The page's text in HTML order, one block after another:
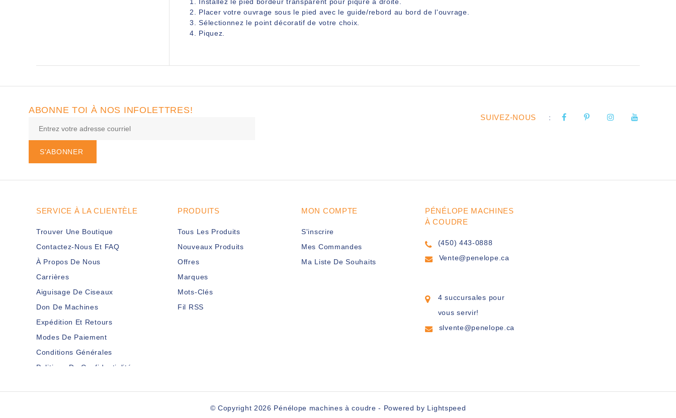
2. Placer votre ouvrage sous le pied avec le guide/rebord au bord de l'ouvrage.
3. Sélectionnez le point décoratif de votre choix.
4. Piquez.
ABONNE TOI À NOS INFOLETTRES!
S'ABONNER
SUIVEZ-NOUS :
SERVICE À LA CLIENTÈLE
Trouver Une Boutique
Contactez-Nous Et FAQ
À Propos De Nous
Carrières
Aiguisage De Ciseaux
Don De Machines
Expédition Et Retours
Modes De Paiement
Conditions Générales
Politique De Confidentialité
PRODUITS
Tous Les Produits
Nouveaux Produits
Offres
Marques
Mots-Clés
Fil RSS
MON COMPTE
S'inscrire
Mes Commandes
Ma Liste De Souhaits
PÉNÉLOPE MACHINES
À COUDRE
(450) 443-0888
Vente@penelope.ca
4 succursales pour
vous servir!
slvente@penelope.ca
© Copyright 2026 Pénélope machines à coudre - Powered by Lightspeed